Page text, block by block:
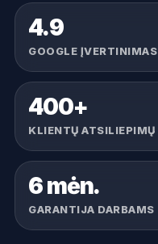
4.9
GOOGLE ĮVERTINIMAS
400+
KLIENTŲ ATSILIEPIMŲ
6 mėn.
GARANTIJA DARBAMS